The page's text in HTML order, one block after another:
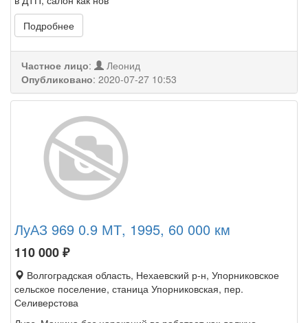
Подробнее
Частное лицо:
Леонид
Опубликовано: 2020-07-27 10:53
ЛуАЗ 969 0.9 МТ, 1995, 60 000 км
110 000₽
Волгоградская область, Нехаевский р-н, Упорниковское
сельское поселение, станица Упорниковская, пер.
Селиверстова